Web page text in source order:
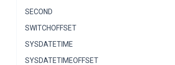
SECOND
SWITCHOFFSET
SYSDATETIME
SYSDATETIMEOFFSET